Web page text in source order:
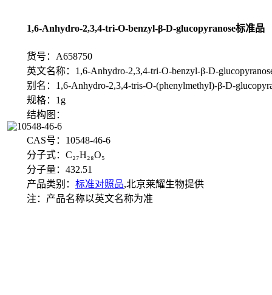
1,6-Anhydro-2,3,4-tri-O-benzyl-β-D-glucopyranose标准品
货号：A658750
英文名称：1,6-Anhydro-2,3,4-tri-O-benzyl-β-D-
别名：1,6-Anhydro-2,3,4-tris-O-(phenylmethyl)-β-D-
规格：1g
结构图：
CAS号：10548-46-6
分子式：C₂₇H₂₈O₅
分子量：432.51
产品类别： 标准对照品,北京莱耀生物提供
注：产品名称以英文名称为准